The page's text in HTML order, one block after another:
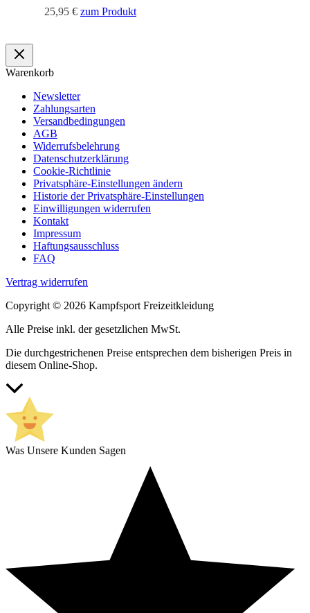
25,95 € zum ProduktDieses
Warenkorb
Newsletter
Zahlungsarten
Versandbedingungen
AGB
Widerrufsbelehrung
Datenschutzerklärung
Cookie-Richtlinie
Privatsphäre-Einstellungen ändern
Historie der Privatsphäre-Einstellungen
Einwilligungen widerrufen
Kontakt
Impressum
Haftungsausschluss
FAQ
Vertrag widerrufen
Copyright © 2026 Kampfsport Freizeitkleidung
Alle Preise inkl. der gesetzlichen MwSt.
Die durchgestrichenen Preise entsprechen dem bisherigen Preis in
diesem Online-Shop.
oben
scrollen
Was Unsere Kunden Sagen